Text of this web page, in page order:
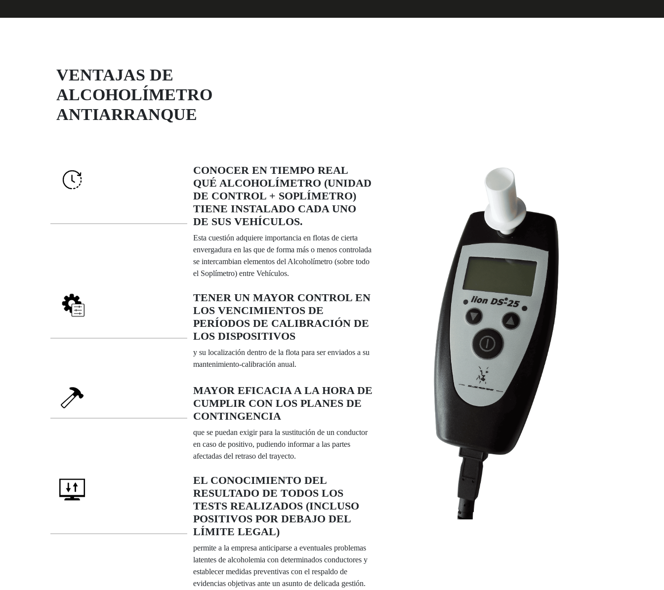
VENTAJAS DE
ALCOHOLÍMETRO
ANTIARRANQUE
CONOCER EN TIEMPO REAL
QUÉ ALCOHOLÍMETRO (UNIDAD
DE CONTROL + SOPLÍMETRO)
TIENE INSTALADO CADA UNO
DE SUS VEHÍCULOS.
Esta cuestión adquiere importancia en flotas de cierta
envergadura en las que de forma más o menos controlada
se intercambian elementos del Alcoholímetro (sobre todo
el Soplímetro) entre Vehículos.
TENER UN MAYOR CONTROL EN
LOS VENCIMIENTOS DE
PERÍODOS DE CALIBRACIÓN DE
LOS DISPOSITIVOS
y su localización dentro de la flota para ser enviados a su
mantenimiento-calibración anual.
MAYOR EFICACIA A LA HORA DE
CUMPLIR CON LOS PLANES DE
CONTINGENCIA
que se puedan exigir para la sustitución de un conductor
en caso de positivo, pudiendo informar a las partes
afectadas del retraso del trayecto.
EL CONOCIMIENTO DEL
RESULTADO DE TODOS LOS
TESTS REALIZADOS (INCLUSO
POSITIVOS POR DEBAJO DEL
LÍMITE LEGAL)
permite a la empresa anticiparse a eventuales problemas
latentes de alcoholemia con determinados conductores y
establecer medidas preventivas con el respaldo de
evidencias objetivas ante un asunto de delicada gestión.